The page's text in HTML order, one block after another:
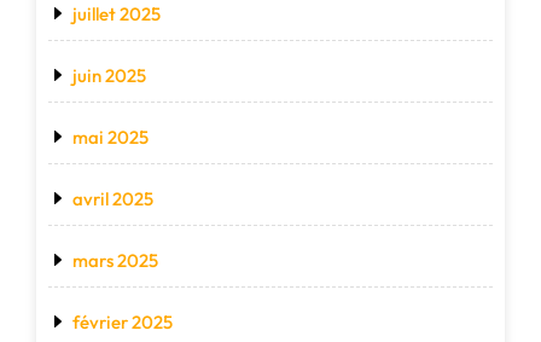
juillet 2025
juin 2025
mai 2025
avril 2025
mars 2025
février 2025